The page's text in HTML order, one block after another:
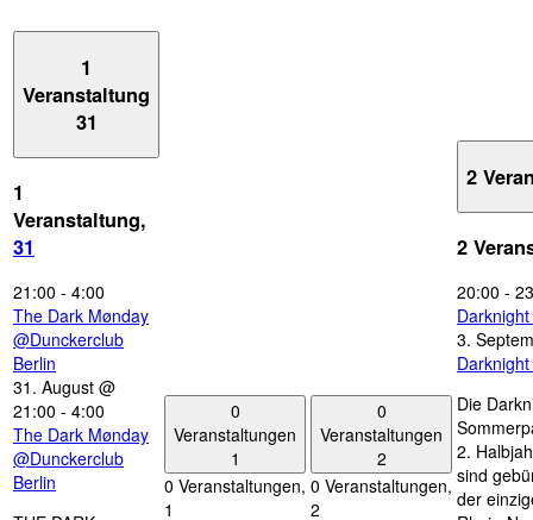
1
Veranstaltung
31
1
Veranstaltung,
31
21:00 - 4:00
The Dark Mønday
@Dunckerclub
Berlin
31. August @
21:00 - 4:00
The Dark Mønday
@Dunckerclub
Berlin
0
Veranstaltungen
1
0 Veranstaltungen,
1
0
Veranstaltungen
2
0 Veranstaltungen,
2
2
2
20:00 -
3.
Die
2.
sind
der